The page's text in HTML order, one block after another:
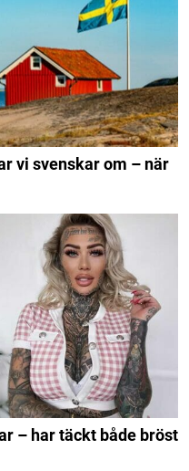
vi svenskar om – när
– har täckt både bröst